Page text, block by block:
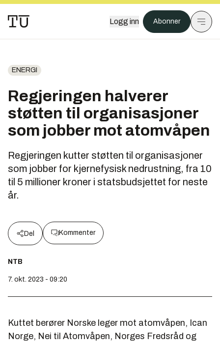
Logg inn Abonner
ENERGI
Regjeringen halverer
støtten til organisasjoner
som jobber mot atomvåpen
Regjeringen kutter støtten til organisasjoner
som jobber for kjernefysisk nedrustning, fra 10
til 5 millioner kroner i statsbudsjettet for neste
år.
Del Kommenter
NTB
7. okt. 2023 - 09:20
Kuttet berører Norske leger mot atomvåpen, Ican
Norge, Nei til Atomvåpen, Norges Fredsråd og